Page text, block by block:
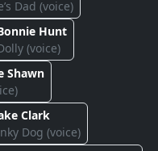
Dad (voice)
Hunt
(voice)
Shawn
Clark
Dog (voice)